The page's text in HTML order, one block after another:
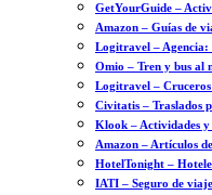
GetYourGuide –
Amazon – Guías de
Logitravel – Agencia:
Omio – Tren y bus al
Logitravel –
Civitatis – Traslados
Klook – Actividades y
Amazon – Artículos
HotelTonight –
IATI – Seguro de